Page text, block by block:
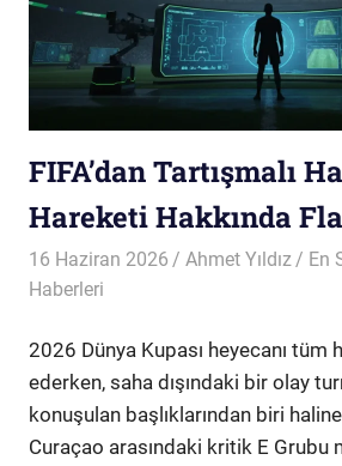
FIFA’dan Tartışmalı
Hareketi Hakkında
16 Haziran 2026 Ahmet Yıldız
En
Haberleri
2026 Dünya Kupası heyecanı tüm
ederken, saha dışındaki bir olay
konuşulan başlıklarından biri
Curaçao arasındaki kritik E Grubu